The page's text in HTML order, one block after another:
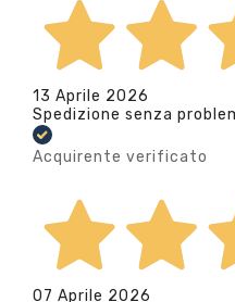
13 Aprile 2026
Spedizione senza
Acquirente verificato
07 Aprile 2026